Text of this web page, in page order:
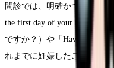
問診では、明確かつシンプ
the first day of your last
ですか？）や「Have you
れまでに妊娠したことはあ